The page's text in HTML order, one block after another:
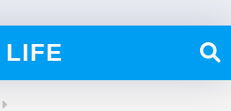
LIFE